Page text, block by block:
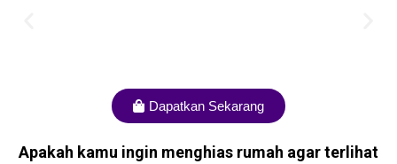
Dapatkan Sekarang
Apakah kamu ingin menghias rumah agar terlihat